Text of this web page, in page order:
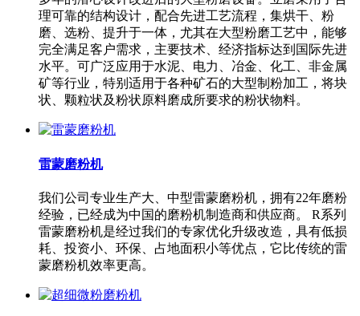
理可靠的结构设计，配合先进工艺流程，集烘干、粉
磨、选粉、提升于一体，尤其在大型粉磨工艺中，能够
完全满足客户需求，主要技术、经济指标达到国际先进
水平。可广泛应用于水泥、电力、冶金、化工、非金属
矿等行业，特别适用于各种矿石的大型制粉加工，将块
状、颗粒状及粉状原料磨成所要求的粉状物料。
雷蒙磨粉机
我们公司专业生产大、中型雷蒙磨粉机，拥有22年磨粉
经验，已经成为中国的磨粉机制造商和供应商。 R系列
雷蒙磨粉机是经过我们的专家优化升级改造，具有低损
耗、投资小、环保、占地面积小等优点，它比传统的雷
蒙磨粉机效率更高。